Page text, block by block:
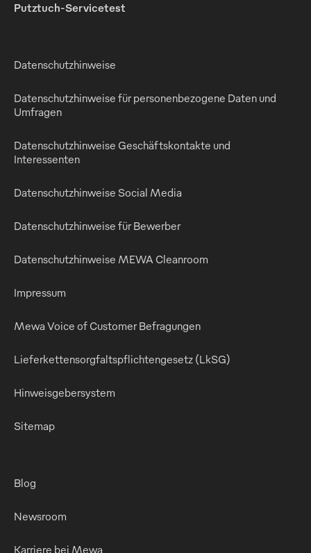
Putztuch-Servicetest
Datenschutzhinweise
Datenschutzhinweise für personenbezogene Daten und
Umfragen
Datenschutzhinweise Geschäftskontakte und
Interessenten
Datenschutzhinweise Social Media
Datenschutzhinweise für Bewerber
Datenschutzhinweise MEWA Cleanroom
Impressum
Mewa Voice of Customer Befragungen
Lieferkettensorgfaltspflichtengesetz (LkSG)
Hinweisgebersystem
Sitemap
Blog
Newsroom
Karriere bei Mewa